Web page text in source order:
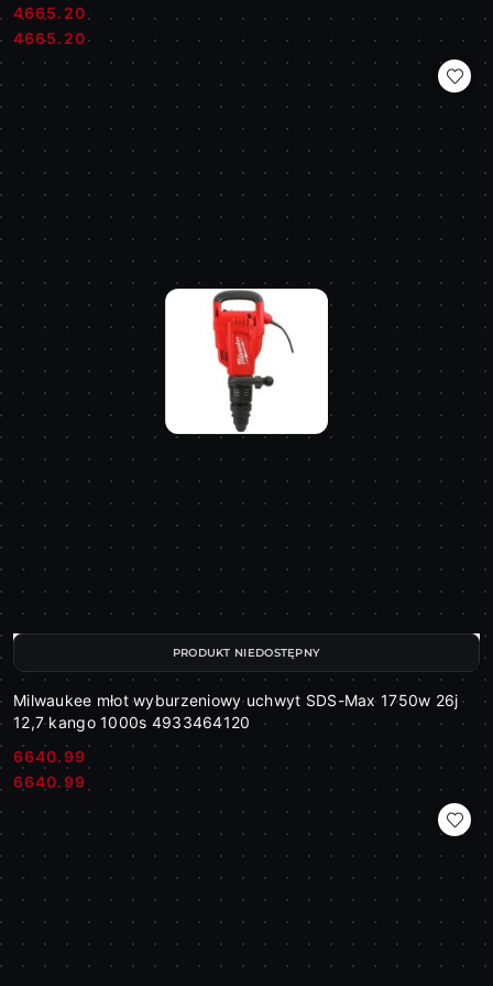
Cena:
4665.20
Cena:
4665.20
Milwaukee młot wyburzeniowy uchwyt SDS-Max 1750w 26j
12,7 kango 1000s 4933464120
Cena:
6640.99
Cena:
6640.99
PRODUKT NIEDOSTĘPNY